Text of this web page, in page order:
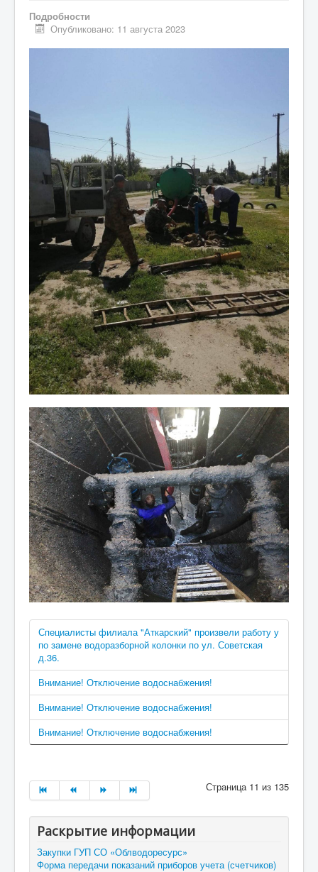
Подробности
Опубликовано: 11 августа 2023
Специалисты филиала "Аткарский" произвели работу у
по замене водоразборной колонки по ул. Советская
д.36.
Внимание! Отключение водоснабжения!
Внимание! Отключение водоснабжения!
Внимание! Отключение водоснабжения!
Страница 11 из 135
Раскрытие информации
Закупки ГУП СО «Облводоресурс»
Форма передачи показаний приборов учета (счетчиков)